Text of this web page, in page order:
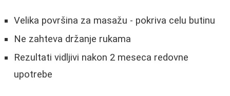
Velika površina za masažu - pokriva celu butinu
Ne zahteva držanje rukama
Rezultati vidljivi nakon 2 meseca redovne
upotrebe